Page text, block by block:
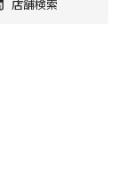
店舗検索